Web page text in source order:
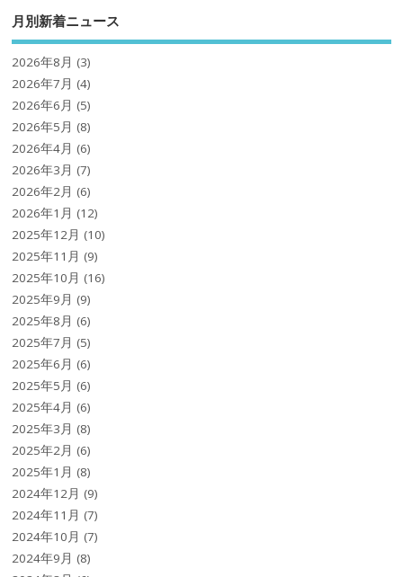
月別新着ニュース
2026年8月 (3)
2026年7月 (4)
2026年6月 (5)
2026年5月 (8)
2026年4月 (6)
2026年3月 (7)
2026年2月 (6)
2026年1月 (12)
2025年12月 (10)
2025年11月 (9)
2025年10月 (16)
2025年9月 (9)
2025年8月 (6)
2025年7月 (5)
2025年6月 (6)
2025年5月 (6)
2025年4月 (6)
2025年3月 (8)
2025年2月 (6)
2025年1月 (8)
2024年12月 (9)
2024年11月 (7)
2024年10月 (7)
2024年9月 (8)